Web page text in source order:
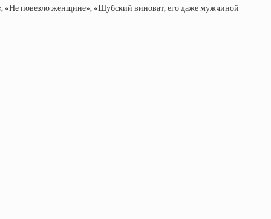
«Не повезло женщине», «Шубский виноват, его даже мужчиной